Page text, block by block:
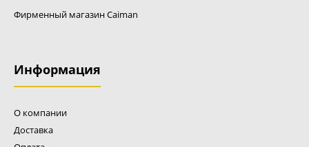
Фирменный магазин Caiman
Информация
О компании
Доставка